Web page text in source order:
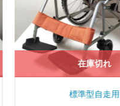
標準型自走用
在庫切れ